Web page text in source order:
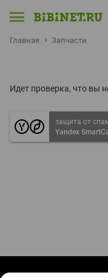
Главная Запчасти
Идет проверка, что вы
защита от
Yandex